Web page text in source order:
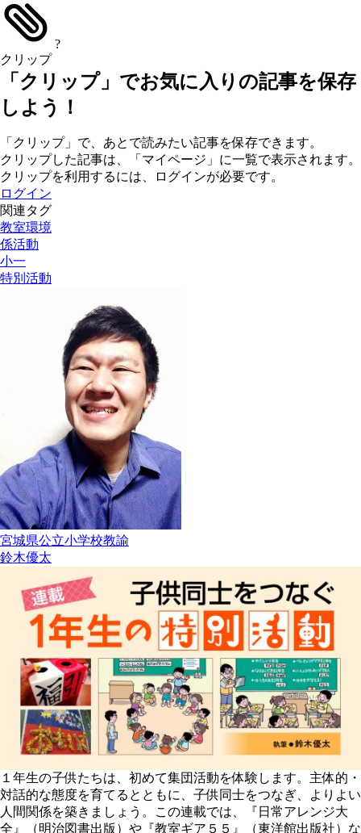
クリップ
?
「クリップ」でお気に入りの記事を保存
しよう！
「クリップ」で、あとで読みたい記事を保存できます。
クリップした記事は、「マイページ」に一覧で表示されます。
クリップを利用するには、ログインが必要です。
ログイン
関連タグ
教室環境
係活動
小一
特別活動
宮城県公立小学校教諭
鈴木優太
１年生の子供たちは、初めて集団活動を体験します。主体的・
対話的な態度を育てるとともに、子供同士をつなぎ、よりよい
人間関係を築きましょう。この連載では、『日常アレンジ大
全』（明治図書出版）や『教室ギア５５』（東洋館出版社）な